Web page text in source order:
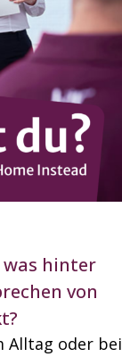
was hinter
von
Alltag oder bei